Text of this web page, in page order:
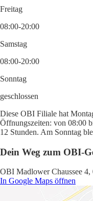
Freitag
08:00-20:00
Samstag
08:00-20:00
Sonntag
geschlossen
Diese OBI Filiale hat
Öffnungszeiten: von 08:00
12 Stunden. Am Sonntag
Dein Weg zum OBI-
OBI Madlower Chaussee 4,
In Google Maps öffnen